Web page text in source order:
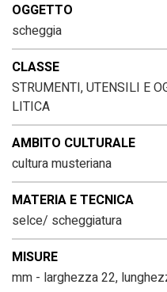
OGGETTO
scheggia
CLASSE
STRUMENTI, UTENSILI E
LITICA
AMBITO CULTURALE
cultura musteriana
MATERIA E TECNICA
selce/ scheggiatura
MISURE
mm - larghezza 22,